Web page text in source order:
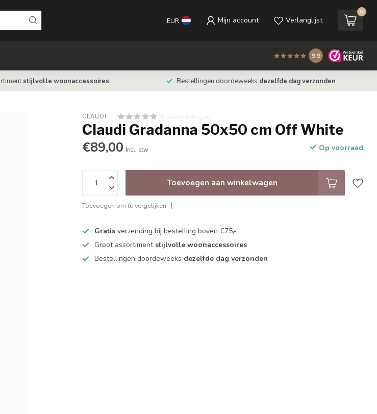
EUR Mijn account Verlanglijst
0
9.9
stijlvolle woonaccessoires Bestellingen doordeweeks dezelfde dag verzonden
CLAUDI 0 beoordelingen
Claudi Gradanna 50x50 cm Off White
€89,00 Incl. btw Op voorraad
Toevoegen aan winkelwagen
Toevoegen om te vergelijken
Gratis verzending bij bestelling boven €75,-
Groot assortiment stijlvolle woonaccessoires
Bestellingen doordeweeks dezelfde dag verzonden